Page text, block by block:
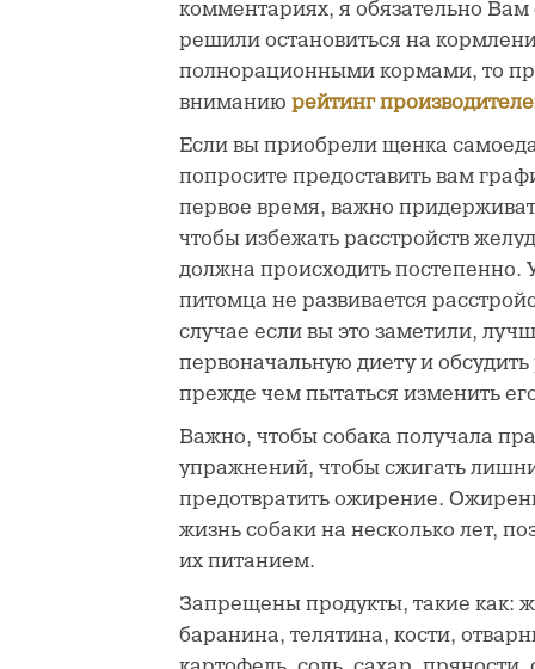
комментариях, я обязательно Вам
решили остановиться на
полнорационными кормами, то
вниманию рейтинг
Если вы приобрели щенка
попросите предоставить вам
первое время, важно
чтобы избежать расстройств
должна происходить постепенно.
питомца не развивается
случае если вы это заметили,
первоначальную диету и
прежде чем пытаться изменить
Важно, чтобы собака получала
упражнений, чтобы сжигать
предотвратить ожирение.
жизнь собаки на несколько лет,
их питанием.
Запрещены продукты, такие как:
баранина, телятина, кости,